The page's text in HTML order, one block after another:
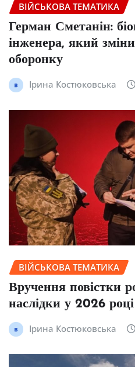
ВІЙСЬКОВА ТЕМАТИКА
Герман Сметанін:
інженера, який
оборонку
Ірина Костюковська
ВІЙСЬКОВА ТЕМАТИКА
Вручення повістки
наслідки у 2026 році
Ірина Костюковська